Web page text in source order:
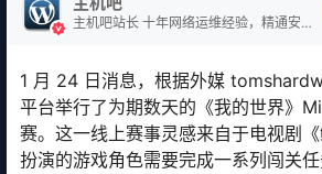
主机吧站长 十年网络运维经验，精通安
1 月 24 日消息，根据外媒
平台举行了为期数天的《我的世界》
赛。这一线上赛事灵感来自于电视剧
扮演的游戏角色需要完成一系列闯关